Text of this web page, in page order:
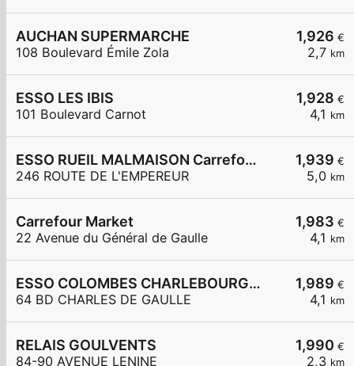
1,926 €
2,7 km
AUCHAN SUPERMARCHE
108 Boulevard Émile Zola
1,928 €
4,1 km
ESSO LES IBIS
101 Boulevard Carnot
1,939 €
5,0 km
ESSO RUEIL MALMAISON Carrefour Express
246 ROUTE DE L'EMPEREUR
1,983 €
4,1 km
Carrefour Market
22 Avenue du Général de Gaulle
1,989 €
4,1 km
ESSO COLOMBES CHARLEBOURG SUBWAY
64 BD CHARLES DE GAULLE
1,990 €
2,3 km
RELAIS GOULVENTS
84-90 AVENUE LENINE